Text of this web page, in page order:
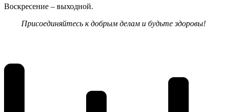
Воскресение – выходной.
Присоединяйтесь к добрым делам и будьте здоровы!